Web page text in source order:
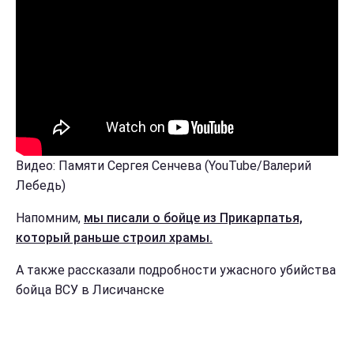
Видео: Памяти Сергея Сенчева (YouTube/Валерий
Лебедь)
Напомним, мы писали о бойце из Прикарпатья,
который раньше строил храмы.
А также рассказали подробности ужасного убийства
бойца ВСУ в Лисичанске